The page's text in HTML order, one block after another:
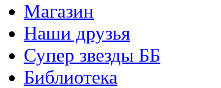
Магазин
Наши друзья
Супер звезды ББ
Библиотека